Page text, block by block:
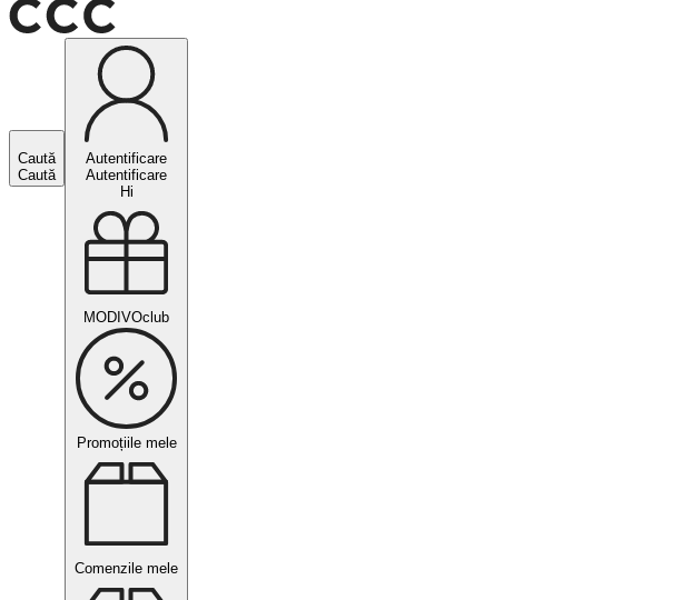
Caută
Caută
Autentificare
Autentificare
Hi
MODIVOclub
Promoțiile mele
Comenzile mele